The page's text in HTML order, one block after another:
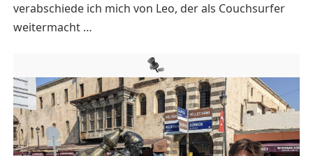
verabschiede ich mich von Leo, der als Couchsurfer
weitermacht …